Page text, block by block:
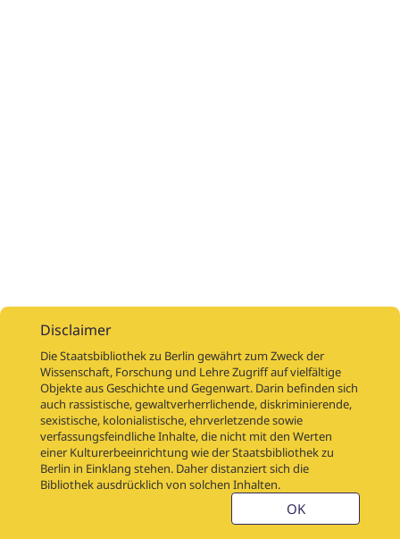
DigitalisierungsaufträgeÜberDigitalisierungsprojekteLinks
DigiworkflowWeitere digitalisierte Bestände
Kontakt
Nutzungsbedingungen
Startseite der SBB
Stabikat
Weitere Kataloge der SBB
Disclaimer
Die Staatsbibliothek zu Berlin gewährt zum Zweck der
Wissenschaft, Forschung und Lehre Zugriff auf vielfältige
Objekte aus Geschichte und Gegenwart. Darin befinden sich
auch rassistische, gewaltverherrlichende, diskriminierende,
sexistische, kolonialistische, ehrverletzende sowie
verfassungsfeindliche Inhalte, die nicht mit den Werten
einer Kulturerbeeinrichtung wie der Staatsbibliothek zu
Berlin in Einklang stehen. Daher distanziert sich die
Bibliothek ausdrücklich von solchen Inhalten.
OK